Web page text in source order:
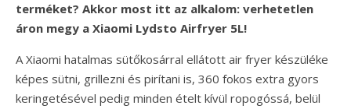
terméket? Akkor most itt az alkalom: verhetetlen
áron megy a Xiaomi Lydsto Airfryer 5L!
A Xiaomi hatalmas sütőkosárral ellátott air fryer készüléke
képes sütni, grillezni és pirítani is, 360 fokos extra gyors
keringetésével pedig minden ételt kívül ropogóssá, belül